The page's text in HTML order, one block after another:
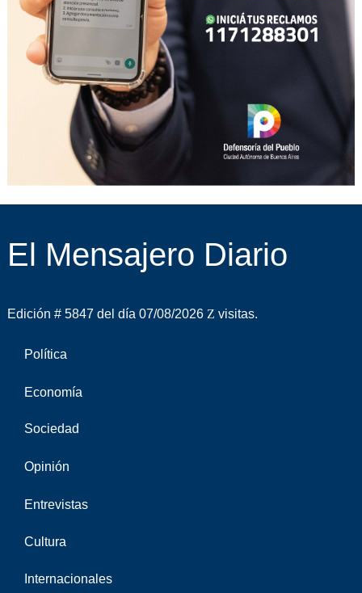
El Mensajero Diario
Edición # 5847 del día 07/08/2026 visitas.
Política
Economía
Sociedad
Opinión
Entrevistas
Cultura
Internacionales